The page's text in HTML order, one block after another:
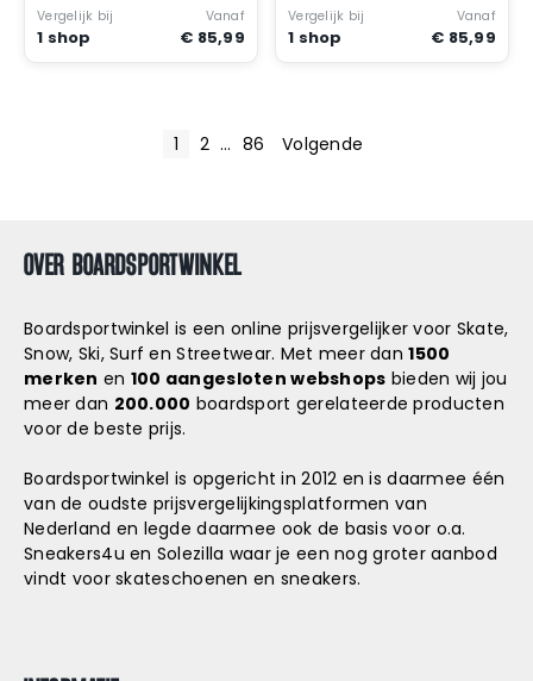
Vergelijk bij
1 shop
Vanaf
€ 85,99
Vergelijk bij
1 shop
Vanaf
€ 85,99
R
I
C
H
T
E
N
P
1 2 … 86 Volgende
OVER BOARDSPORTWINKEL
Boardsportwinkel is een online prijsvergelijker voor Skate,
Snow, Ski, Surf en Streetwear. Met meer dan1500
merken en 100 aangesloten webshops bieden wij jou
meer dan 200.000 boardsport gerelateerde producten
voor de beste prijs.
Boardsportwinkel is opgericht in 2012 en is daarmee één
van de oudste prijsvergelijkingsplatformen van
Nederland en legde daarmee ook de basis voor o.a.
Sneakers4u en Solezilla waar je een nog groter aanbod
vindt voor skateschoenen en sneakers.